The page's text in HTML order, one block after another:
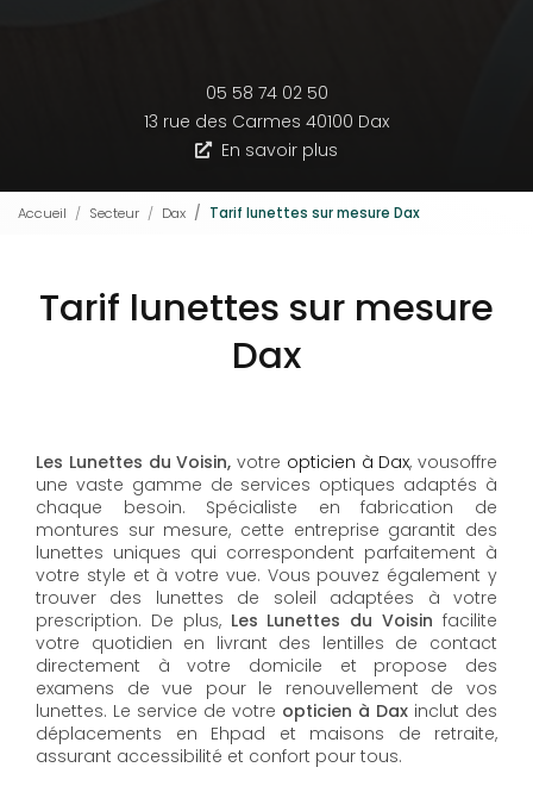
05 58 74 02 50
13 rue des Carmes 40100 Dax
En savoir plus
Accueil Secteur Dax Tarif lunettes sur mesure Dax
Tarif lunettes sur mesure
Dax
Les Lunettes du Voisin, votre opticien à Dax, vousoffre
une vaste gamme de services optiques adaptés à
chaque besoin. Spécialiste en fabrication de
montures sur mesure, cette entreprise garantit des
lunettes uniques qui correspondent parfaitement à
votre style et à votre vue. Vous pouvez également y
trouver des lunettes de soleil adaptées à votre
prescription. De plus, Les Lunettes du Voisin facilite
votre quotidien en livrant des lentilles de contact
directement à votre domicile et propose des
examens de vue pour le renouvellement de vos
lunettes. Le service de votre opticien à Dax inclut des
déplacements en Ehpad et maisons de retraite,
assurant accessibilité et confort pour tous.